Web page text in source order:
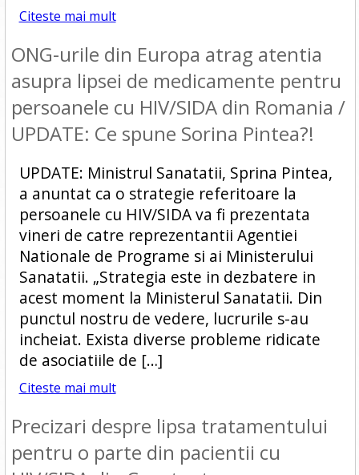
Citeste mai mult
ONG-urile din Europa atrag atentia
asupra lipsei de medicamente pentru
persoanele cu HIV/SIDA din Romania /
UPDATE: Ce spune Sorina Pintea?!
UPDATE: Ministrul Sanatatii, Sprina Pintea,
a anuntat ca o strategie referitoare la
persoanele cu HIV/SIDA va fi prezentata
vineri de catre reprezentantii Agentiei
Nationale de Programe si ai Ministerului
Sanatatii. „Strategia este in dezbatere in
acest moment la Ministerul Sanatatii. Din
punctul nostru de vedere, lucrurile s-au
incheiat. Exista diverse probleme ridicate
de asociatiile de […]
Citeste mai mult
Precizari despre lipsa tratamentului
pentru o parte din pacientii cu